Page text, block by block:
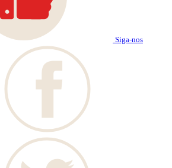
Siga-nos